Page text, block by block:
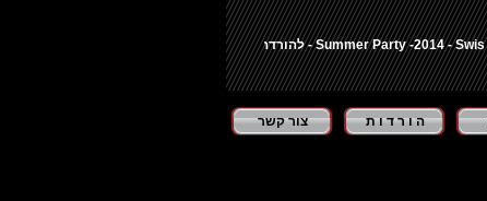
צור קשר ה ו ר ד ו ת